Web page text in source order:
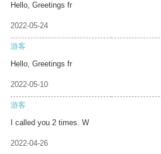
Hello, Greetings fr
2022-05-24
游客
Hello, Greetings fr
2022-05-10
游客
I called you 2 times. W
2022-04-26